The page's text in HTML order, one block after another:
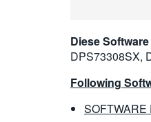
Diese
DPS73308SX,
Following
SOFTWARE